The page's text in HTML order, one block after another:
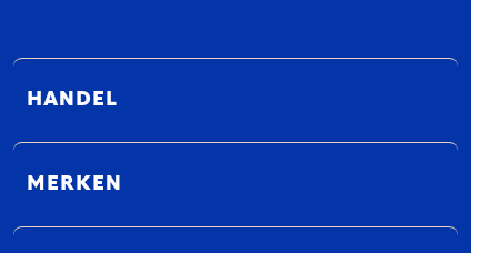
HANDEL
MERKEN